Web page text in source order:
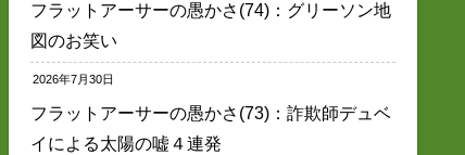
フラットアーサーの愚かさ(74)：グリーソン地
図のお笑い
2026年7月30日
フラットアーサーの愚かさ(73)：詐欺師デュベ
イによる太陽の嘘４連発